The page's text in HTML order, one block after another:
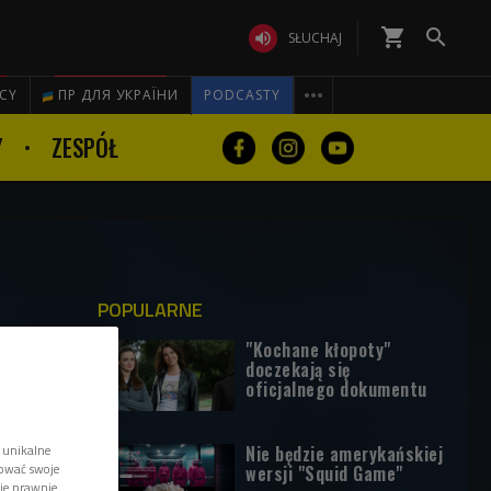
 SŁUCHAJ shopping_cart 
ПР ДЛЯ УКРАЇНИ PODCASTY 
ZESPÓŁ
POPULARNE
"Kochane kłopoty"
doczekają się
oficjalnego dokumentu
Nie będzie amerykańskiej
wersji "Squid Game"
swoje
prawnie